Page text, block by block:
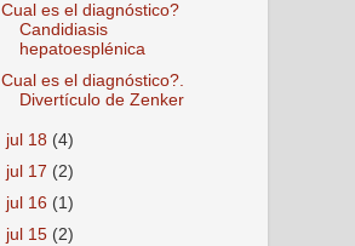
Cual es el diagnóstico?
Candidiasis
hepatoesplénica
Cual es el diagnóstico?.
Divertículo de Zenker
jul 18 (4)
jul 17 (2)
jul 16 (1)
jul 15 (2)